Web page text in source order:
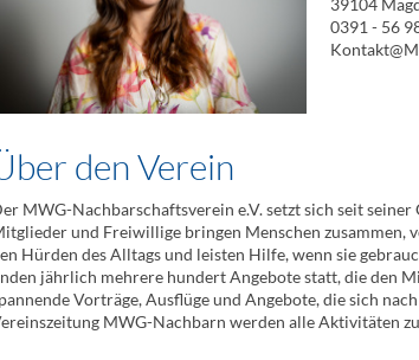
39104
0391 - 56
den Verein
MWG-Nachbarschaftsverein e.V. setzt sich seit
und Freiwillige bringen Menschen zusammen,
Hürden des Alltags und leisten Hilfe, wenn sie
jährlich mehrere hundert Angebote statt, die den
Vorträge, Ausflüge und Angebote, die sich
MWG-Nachbarn werden alle Aktivitäten